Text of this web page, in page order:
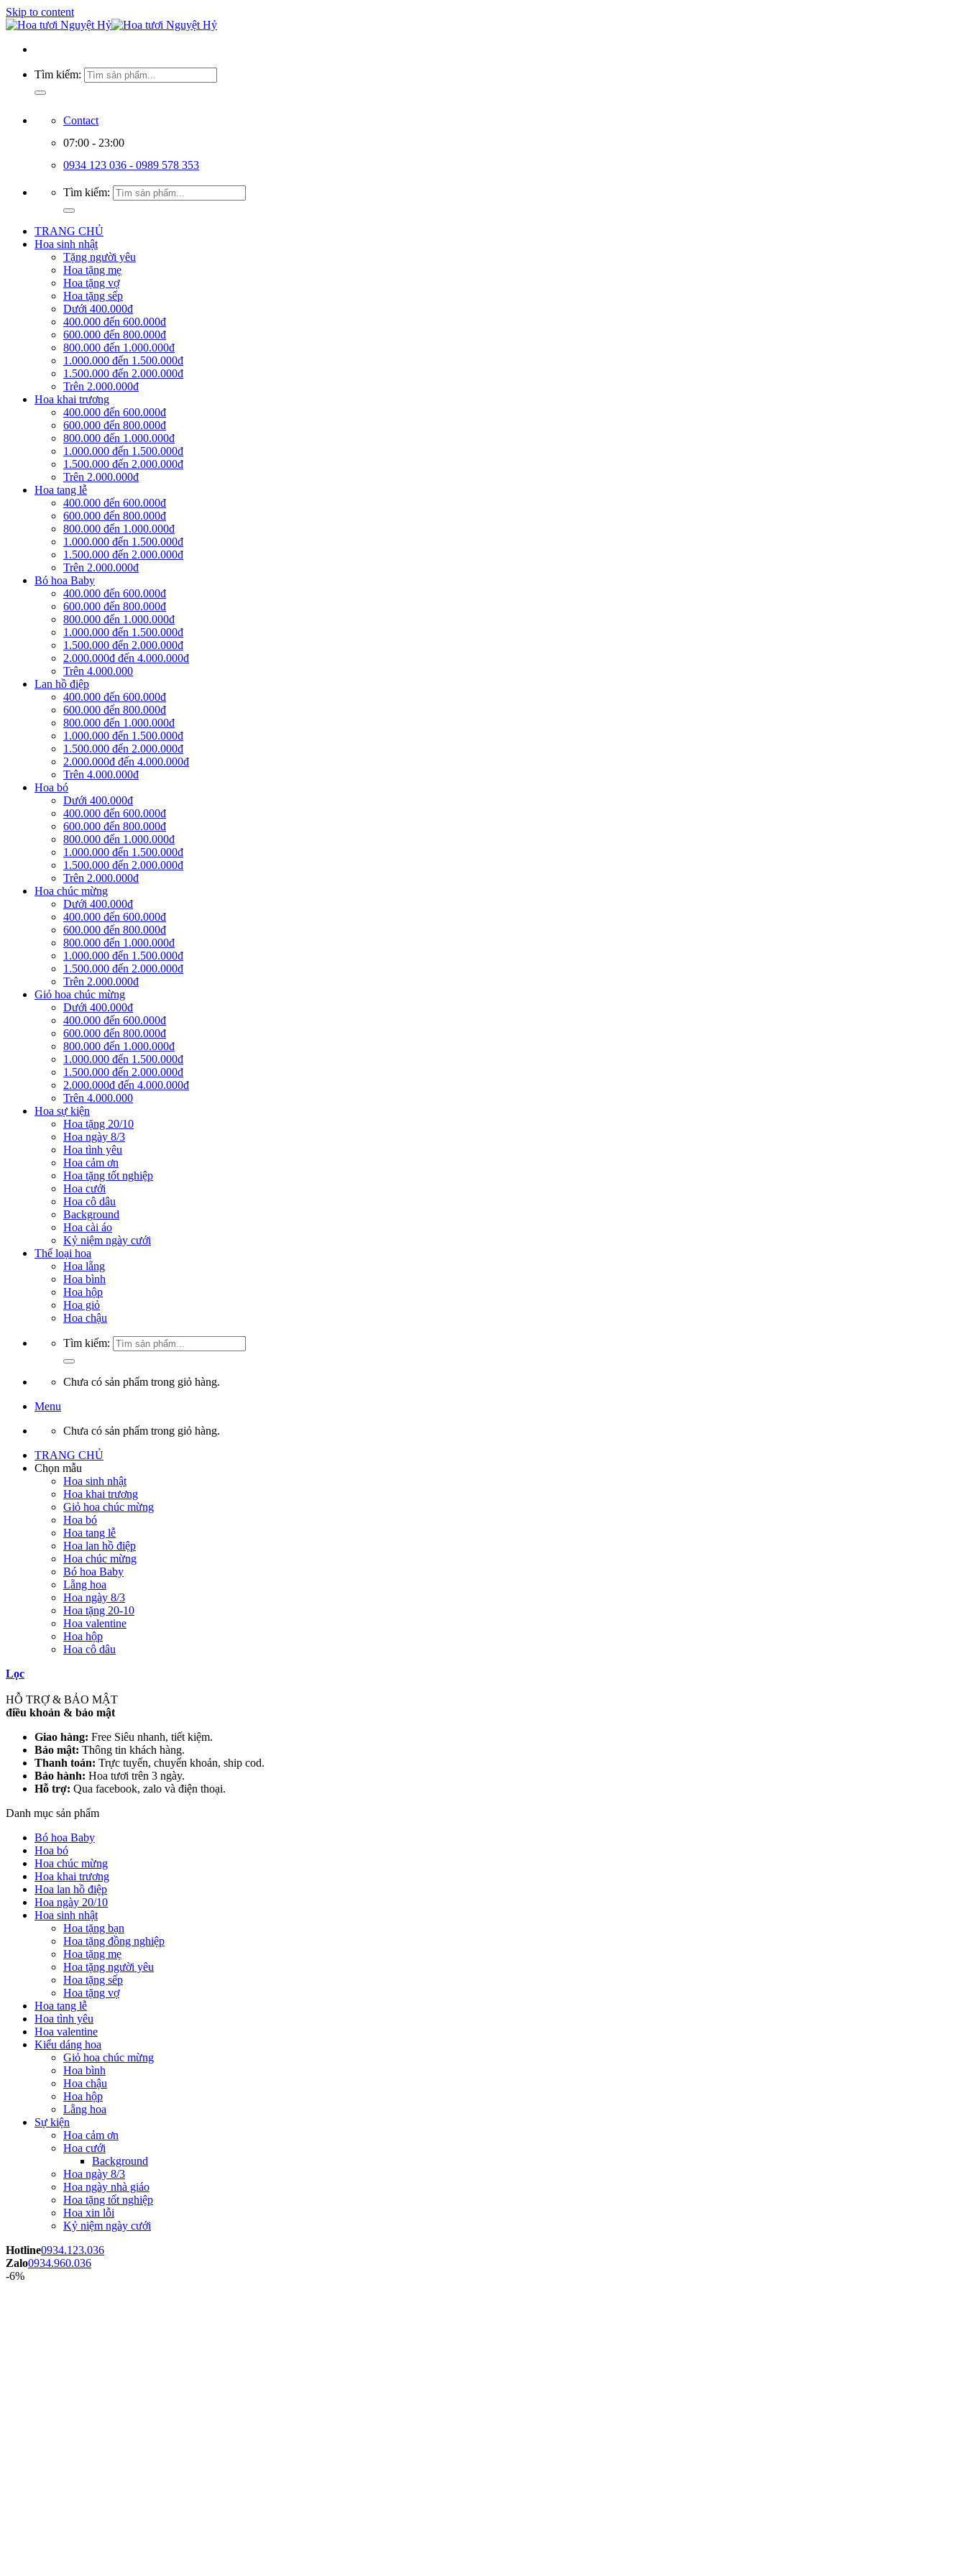
Skip to content
Tìm kiếm:
Contact
07:00 - 23:00
0934 123 036 - 0989 578 353
Tìm kiếm:
TRANG CHỦ
Hoa sinh nhật
Tặng người yêu
Hoa tặng mẹ
Hoa tặng vợ
Hoa tặng sếp
Dưới 400.000đ
400.000 đến 600.000đ
600.000 đến 800.000đ
800.000 đến 1.000.000đ
1.000.000 đến 1.500.000đ
1.500.000 đến 2.000.000đ
Trên 2.000.000đ
Hoa khai trương
400.000 đến 600.000đ
600.000 đến 800.000đ
800.000 đến 1.000.000đ
1.000.000 đến 1.500.000đ
1.500.000 đến 2.000.000đ
Trên 2.000.000đ
Hoa tang lễ
400.000 đến 600.000đ
600.000 đến 800.000đ
800.000 đến 1.000.000đ
1.000.000 đến 1.500.000đ
1.500.000 đến 2.000.000đ
Trên 2.000.000đ
Bó hoa Baby
400.000 đến 600.000đ
600.000 đến 800.000đ
800.000 đến 1.000.000đ
1.000.000 đến 1.500.000đ
1.500.000 đến 2.000.000đ
2.000.000đ đến 4.000.000đ
Trên 4.000.000
Lan hồ điệp
400.000 đến 600.000đ
600.000 đến 800.000đ
800.000 đến 1.000.000đ
1.000.000 đến 1.500.000đ
1.500.000 đến 2.000.000đ
2.000.000đ đến 4.000.000đ
Trên 4.000.000đ
Hoa bó
Dưới 400.000đ
400.000 đến 600.000đ
600.000 đến 800.000đ
800.000 đến 1.000.000đ
1.000.000 đến 1.500.000đ
1.500.000 đến 2.000.000đ
Trên 2.000.000đ
Hoa chúc mừng
Dưới 400.000đ
400.000 đến 600.000đ
600.000 đến 800.000đ
800.000 đến 1.000.000đ
1.000.000 đến 1.500.000đ
1.500.000 đến 2.000.000đ
Trên 2.000.000đ
Giỏ hoa chúc mừng
Dưới 400.000đ
400.000 đến 600.000đ
600.000 đến 800.000đ
800.000 đến 1.000.000đ
1.000.000 đến 1.500.000đ
1.500.000 đến 2.000.000đ
2.000.000đ đến 4.000.000đ
Trên 4.000.000
Hoa sự kiện
Hoa tặng 20/10
Hoa ngày 8/3
Hoa tình yêu
Hoa cảm ơn
Hoa tặng tốt nghiệp
Hoa cưới
Hoa cô dâu
Background
Hoa cài áo
Kỷ niệm ngày cưới
Thể loại hoa
Hoa lẵng
Hoa bình
Hoa hộp
Hoa giỏ
Hoa chậu
Tìm kiếm:
Chưa có sản phẩm trong giỏ hàng.
Menu
Chưa có sản phẩm trong giỏ hàng.
TRANG CHỦ
Chọn mẫu
Hoa sinh nhật
Hoa khai trương
Giỏ hoa chúc mừng
Hoa bó
Hoa tang lễ
Hoa lan hồ điệp
Hoa chúc mừng
Bó hoa Baby
Lẵng hoa
Hoa ngày 8/3
Hoa tặng 20-10
Hoa valentine
Hoa hộp
Hoa cô dâu
Lọc
HỖ TRỢ & BẢO MẬT
điều khoản & bảo mật
Giao hàng: Free Siêu nhanh, tiết kiệm.
Bảo mật: Thông tin khách hàng.
Thanh toán: Trực tuyến, chuyển khoản, ship cod.
Bảo hành: Hoa tươi trên 3 ngày.
Hỗ trợ: Qua facebook, zalo và điện thoại.
Danh mục sản phẩm
Bó hoa Baby
Hoa bó
Hoa chúc mừng
Hoa khai trương
Hoa lan hồ điệp
Hoa ngày 20/10
Hoa sinh nhật
Hoa tặng bạn
Hoa tặng đồng nghiệp
Hoa tặng mẹ
Hoa tặng người yêu
Hoa tặng sếp
Hoa tặng vợ
Hoa tang lễ
Hoa tình yêu
Hoa valentine
Kiểu dáng hoa
Giỏ hoa chúc mừng
Hoa bình
Hoa chậu
Hoa hộp
Lẵng hoa
Sự kiện
Hoa cảm ơn
Hoa cưới
Background
Hoa ngày 8/3
Hoa ngày nhà giáo
Hoa tặng tốt nghiệp
Hoa xin lỗi
Kỷ niệm ngày cưới
Hotline0934.123.036
Zalo0934.960.036
-6%